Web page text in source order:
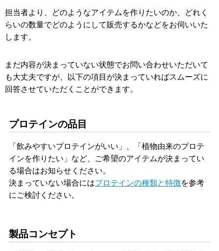
担当者より、どのようなアイテムを作りたいのか、どれく
らいの数量でどのようにして販売するかなどをお伺いいた
します。
まだ内容が決まっていない状態でお問い合わせいただいて
も大丈夫ですが、以下の項目が決まっていればスムーズに
回答させていただくことができます。
プロテインの品目
「飲みやすいプロテインがいい」、「植物由来のプロテ
インを作りたい」など、ご希望のアイテムが決まってい
る場合はお知らせください。
決まっていない場合にはプロテインの種類と特徴を参考
にご検討ください。
製品コンセプト